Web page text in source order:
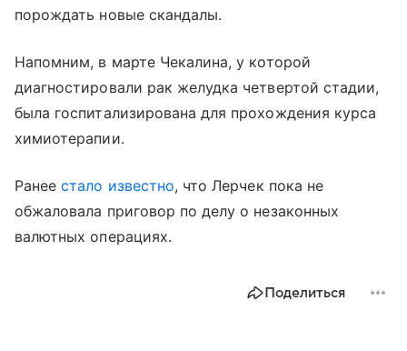
порождать новые скандалы.
Напомним, в марте Чекалина, у которой
диагностировали рак желудка четвертой стадии,
была госпитализирована для прохождения курса
химиотерапии.
Ранеестало известно, что Лерчек пока не
обжаловала приговор по делу о незаконных
валютных операциях.
Поделиться